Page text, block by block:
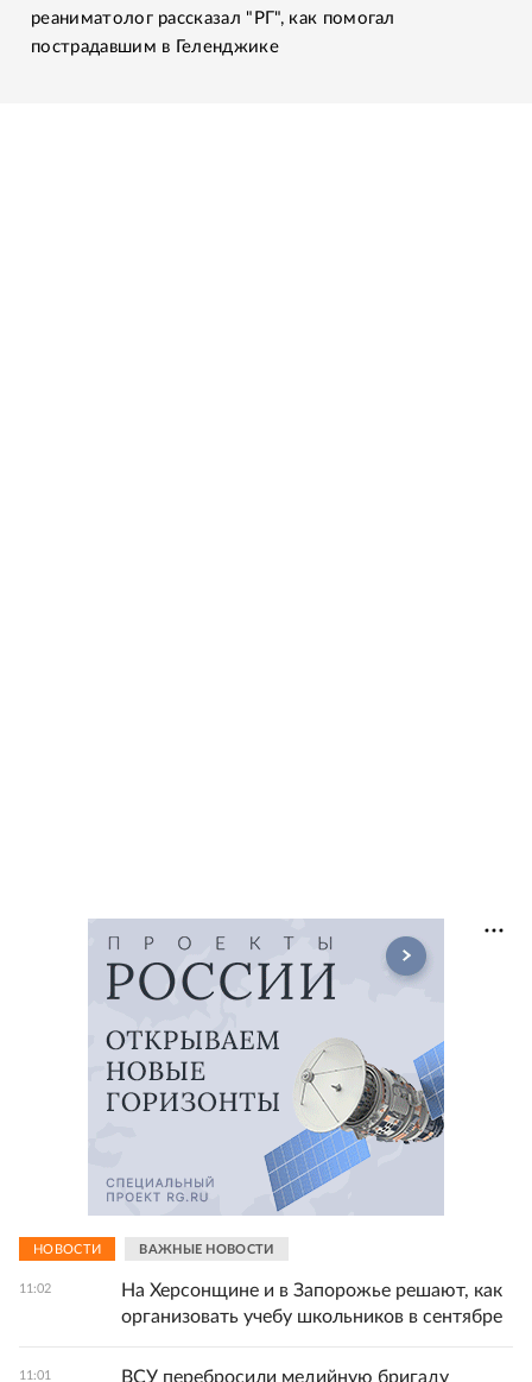
реаниматолог рассказал "РГ", как помогал
пострадавшим в Геленджике
НОВОСТИ ВАЖНЫЕ НОВОСТИ
11:02
На Херсонщине и в Запорожье решают, как
организовать учебу школьников в сентябре
11:01 ВСУ перебросили медийную бригаду